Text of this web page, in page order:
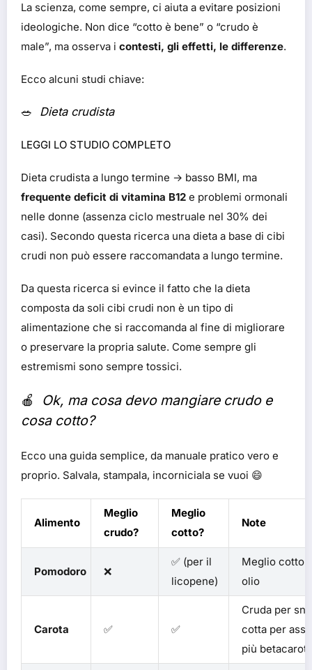
La scienza, come sempre, ci aiuta a evitare posizioni
ideologiche. Non dice “cotto è bene” o “crudo è
male”, ma osserva i contesti, gli effetti, le differenze.
Ecco alcuni studi chiave:
🥗 Dieta crudista
LEGGI LO STUDIO COMPLETO
Dieta crudista a lungo termine → basso BMI, ma
frequente deficit di vitamina B12 e problemi ormonali
nelle donne (assenza ciclo mestruale nel 30% dei
casi). Secondo questa ricerca una dieta a base di cibi
crudi non può essere raccomandata a lungo termine.
Da questa ricerca si evince il fatto che la dieta
composta da soli cibi crudi non è un tipo di
alimentazione che si raccomanda al fine di migliorare
o preservare la propria salute. Come sempre gli
estremismi sono sempre tossici.
🍎 Ok, ma cosa devo mangiare crudo e
cosa cotto?
Ecco una guida semplice, da manuale pratico vero e
proprio. Salvala, stampala, incorniciala se vuoi 😄
Alimento
Meglio
crudo?
Meglio
cotto?
Note
Pomodoro ❌
✅ (per il
licopene)
Meglio cotto
olio
Carota ✅ ✅
Cruda per
cotta per
più